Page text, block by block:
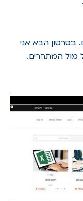
בסרטון הבא אני
מול המתחרים.